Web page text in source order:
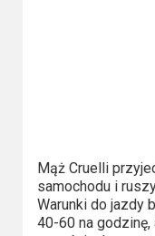
Mąż Cruelli
samochodu i
Warunki do jazdy
40-60 na